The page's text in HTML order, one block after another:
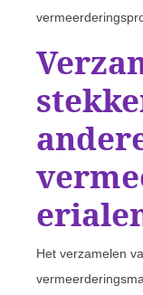
Het verzamelen